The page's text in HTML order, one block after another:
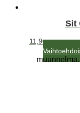
Sit
11,90€ – 44,90